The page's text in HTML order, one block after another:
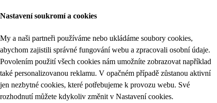
Nastavení soukromí a cookies
My a naši partneři používáme nebo ukládáme soubory cookies,
abychom zajistili správné fungování webu a zpracovali osobní údaje.
Povolením použití všech cookies nám umožníte zobrazovat například
také personalizovanou reklamu. V opačném případě zůstanou aktivní
jen nezbytné cookies, které potřebujeme k provozu webu. Své
rozhodnutí můžete kdykoliv změnit v Nastavení cookies.